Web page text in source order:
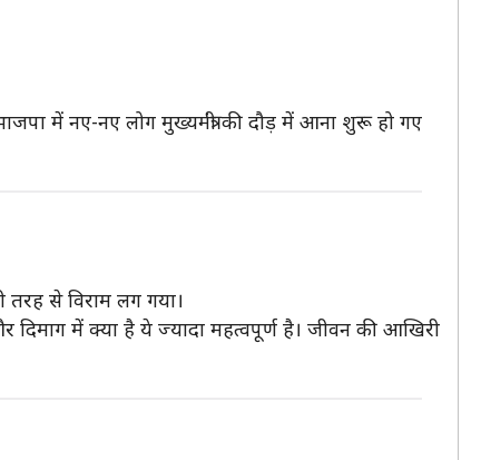
में नए-नए लोग मुख्यमंत्री की दौड़ में आना शुरू हो गए
से विराम लग गया।
में क्या है ये ज्यादा महत्वपूर्ण है। जीवन की आखिरी